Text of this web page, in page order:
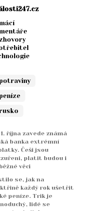
1. října zavede známá
banka extrémní
Češi jsou
platit budou i
věci
se, jak na
každý rok ušetřit
peníze. Trik je
lidé se